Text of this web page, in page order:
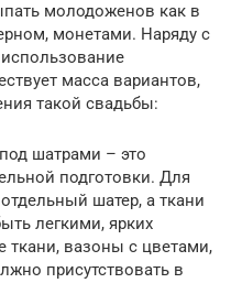
молодоженов как в
монетами. Наряду с
масса вариантов,
такой свадьбы:
шатрами – это
подготовки. Для
шатер, а ткани
легкими, ярких
ткани, вазоны с цветами,
присутствовать в